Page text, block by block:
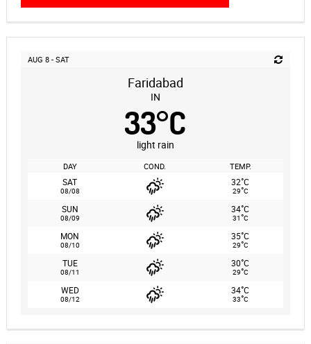
AUG 8 - SAT
Faridabad
IN
33°C
light rain
DAY COND. TEMP.
SAT
08/08
32°C
29°C
SUN
08/09
34°C
31°C
MON
08/10
35°C
29°C
TUE
08/11
30°C
29°C
WED
08/12
34°C
33°C